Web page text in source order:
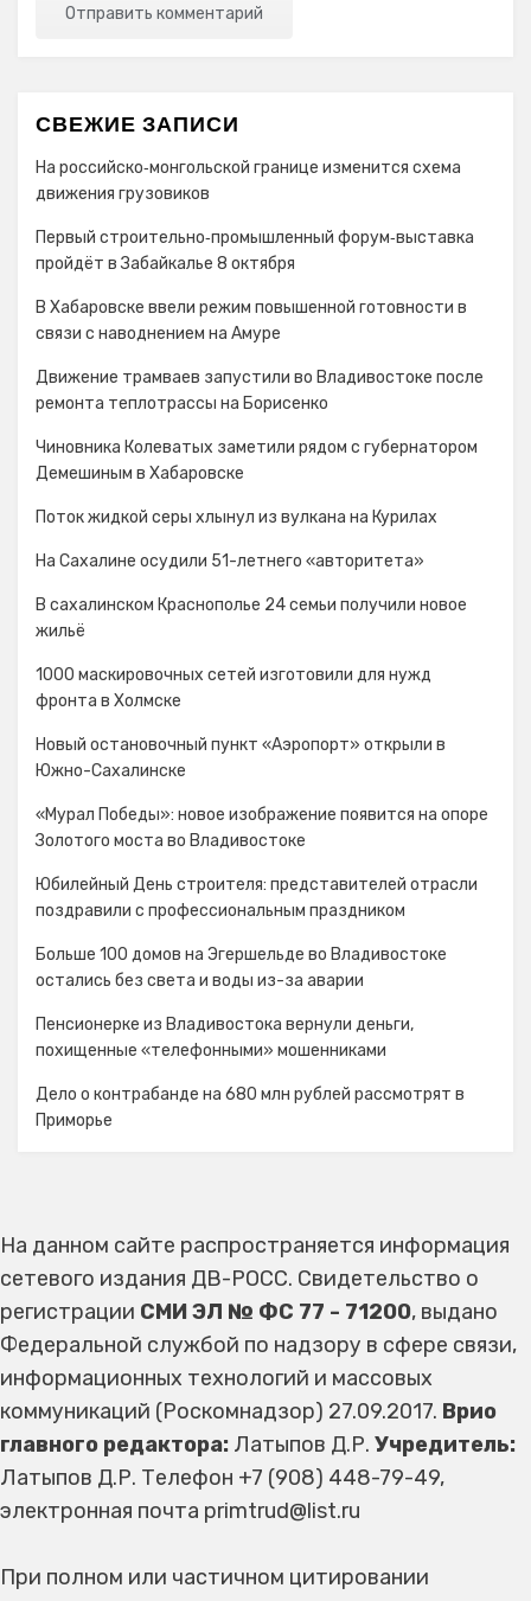
СВЕЖИЕ ЗАПИСИ
На российско‑монгольской границе изменится схема
движения грузовиков
Первый строительно‑промышленный форум‑выставка
пройдёт в Забайкалье 8 октября
В Хабаровске ввели режим повышенной готовности в
связи с наводнением на Амуре
Движение трамваев запустили во Владивостоке после
ремонта теплотрассы на Борисенко
Чиновника Колеватых заметили рядом с губернатором
Демешиным в Хабаровске
Поток жидкой серы хлынул из вулкана на Курилах
На Сахалине осудили 51-летнего «авторитета»
В сахалинском Краснополье 24 семьи получили новое
жильё
1000 маскировочных сетей изготовили для нужд
фронта в Холмске
Новый остановочный пункт «Аэропорт» открыли в
Южно-Сахалинске
«Мурал Победы»: новое изображение появится на опоре
Золотого моста во Владивостоке
Юбилейный День строителя: представителей отрасли
поздравили с профессиональным праздником
Больше 100 домов на Эгершельде во Владивостоке
остались без света и воды из-за аварии
Пенсионерке из Владивостока вернули деньги,
похищенные «телефонными» мошенниками
Дело о контрабанде на 680 млн рублей рассмотрят в
Приморье
На данном сайте распространяется информация
сетевого издания ДВ-РОСС. Свидетельство о
регистрации СМИ ЭЛ № ФС 77 - 71200, выдано
Федеральной службой по надзору в сфере связи,
информационных технологий и массовых
коммуникаций (Роскомнадзор) 27.09.2017. Врио
главного редактора: Латыпов Д.Р. Учредитель:
Латыпов Д.Р. Телефон +7 (908) 448-79-49,
электронная почта primtrud@list.ru
При полном или частичном цитировании